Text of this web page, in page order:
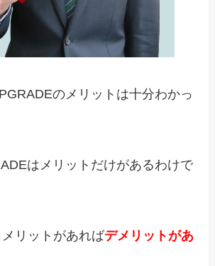
のメリットは十分わかっ
はメリットだけがあるわけで
リットがあればデメリットがあ